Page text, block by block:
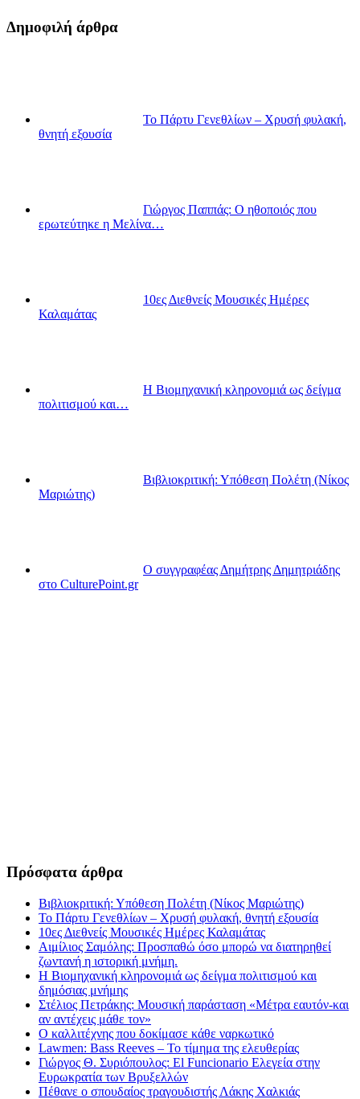
Δημοφιλή άρθρα
Το Πάρτυ Γενεθλίων – Χρυσή φυλακή,
θνητή εξουσία
Γιώργος Παππάς: Ο ηθοποιός που
ερωτεύτηκε η Μελίνα…
10ες Διεθνείς Μουσικές Ημέρες
Καλαμάτας
Η Βιομηχανική κληρονομιά ως δείγμα
πολιτισμού και…
Βιβλιοκριτική: Υπόθεση Πολέτη (Νίκος
Μαριώτης)
Ο συγγραφέας Δημήτρης Δημητριάδης
στο CulturePoint.gr
Πρόσφατα άρθρα
Βιβλιοκριτική: Υπόθεση Πολέτη (Νίκος Μαριώτης)
Το Πάρτυ Γενεθλίων – Χρυσή φυλακή, θνητή εξουσία
10ες Διεθνείς Μουσικές Ημέρες Καλαμάτας
Αιμίλιος Σαμόλης: Προσπαθώ όσο μπορώ να διατηρηθεί
ζωντανή η ιστορική μνήμη.
Η Βιομηχανική κληρονομιά ως δείγμα πολιτισμού και
δημόσιας μνήμης
Στέλιος Πετράκης: Μουσική παράσταση «Μέτρα εαυτόν-και
αν αντέχεις μάθε τον»
Ο καλλιτέχνης που δοκίμασε κάθε ναρκωτικό
Lawmen: Bass Reeves – Το τίμημα της ελευθερίας
Γιώργος Θ. Συριόπουλος: El Funcionario Ελεγεία στην
Ευρωκρατία των Βρυξελλών
Πέθανε ο σπουδαίος τραγουδιστής Λάκης Χαλκιάς